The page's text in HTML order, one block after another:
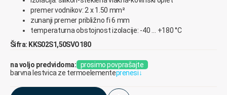
premer vodnikov: 2 x 1.50 mm²
zunanji premer približno fi 6 mm
temperaturna obstojnost izolacije: -40 … +180 °C
Šifra: KKS02S1,50SVO180
na voljo predvidoma: prosimo povprašajte
barvna lestvica ze termoelementeprenesi↓